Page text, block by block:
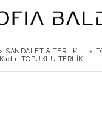
> SANDALET & TERLİK >
TOPUKLU TERLİK